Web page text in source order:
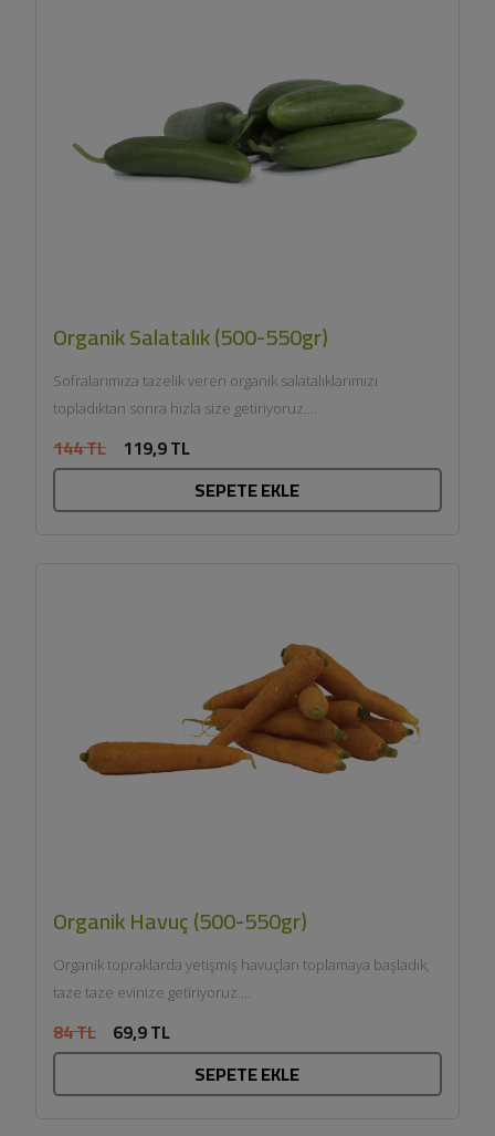
Organik Salatalık (500-550gr)
Sofralarımıza tazelik veren organik salatalıklarımızı
topladıktan sonra hızla size getiriyoruz....
144 TL 119,9 TL
SEPETE EKLE
Organik Havuç (500-550gr)
Organik topraklarda yetişmiş havuçları toplamaya başladık,
taze taze evinize getiriyoruz....
84 TL 69,9 TL
SEPETE EKLE